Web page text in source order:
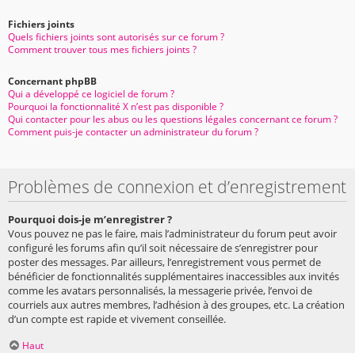
Fichiers joints
Quels fichiers joints sont autorisés sur ce forum ?
Comment trouver tous mes fichiers joints ?
Concernant phpBB
Qui a développé ce logiciel de forum ?
Pourquoi la fonctionnalité X n’est pas disponible ?
Qui contacter pour les abus ou les questions légales concernant ce forum ?
Comment puis-je contacter un administrateur du forum ?
Problèmes de connexion et d’enregistrement
Pourquoi dois-je m’enregistrer ?
Vous pouvez ne pas le faire, mais l’administrateur du forum peut avoir
configuré les forums afin qu’il soit nécessaire de s’enregistrer pour
poster des messages. Par ailleurs, l’enregistrement vous permet de
bénéficier de fonctionnalités supplémentaires inaccessibles aux invités
comme les avatars personnalisés, la messagerie privée, l’envoi de
courriels aux autres membres, l’adhésion à des groupes, etc. La création
d’un compte est rapide et vivement conseillée.
Haut